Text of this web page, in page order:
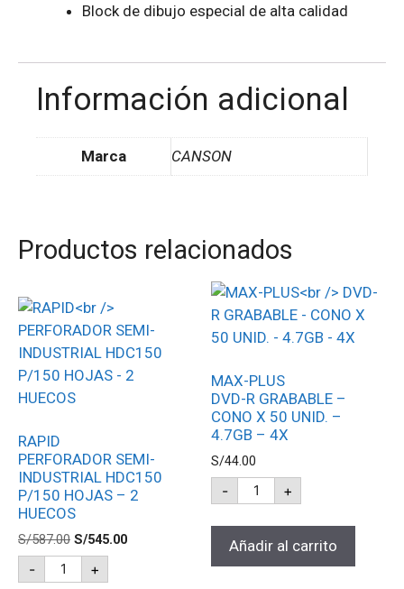
Block de dibujo especial de alta calidad
Información adicional
Marca CANSON
Productos relacionados
RAPID
PERFORADOR SEMI-
INDUSTRIAL HDC150
P/150 HOJAS – 2
HUECOS
S/587.00 S/545.00
- +
MAX-PLUS
DVD-R GRABABLE –
CONO X 50 UNID. –
4.7GB – 4X
S/44.00
- +
Añadir al carrito